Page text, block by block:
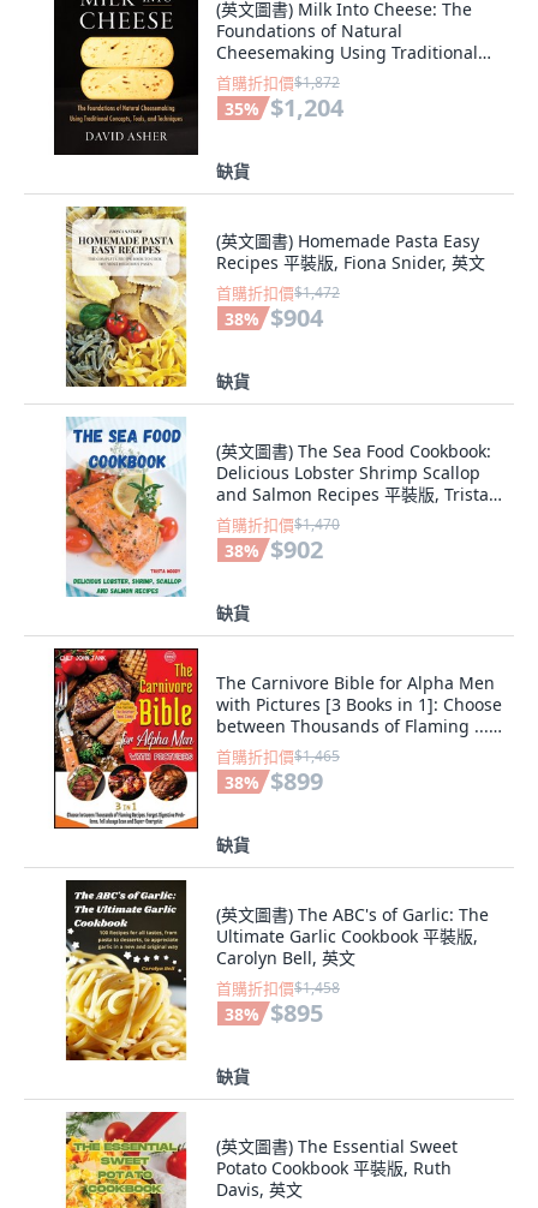
(英文圖書) Milk Into Cheese: The
Foundations of Natural
Cheesemaking Using Traditional
Concepts Tools ... 精裝版, Chelsea
Green Publishing Co..., 英文
首購折扣價$1,872
35% $1,204
缺貨
(英文圖書) Homemade Pasta Easy
Recipes 平裝版, Fiona Snider, 英文
首購折扣價$1,472
38% $904
缺貨
(英文圖書) The Sea Food Cookbook:
Delicious Lobster Shrimp Scallop
and Salmon Recipes 平裝版, Trista
Moody, 英文
首購折扣價$1,470
38% $902
缺貨
The Carnivore Bible for Alpha Men
with Pictures [3 Books in 1]: Choose
between Thousands of Flaming ...
平裝版, Marini Publishing, 英文
首購折扣價$1,465
38% $899
缺貨
(英文圖書) The ABC's of Garlic: The
Ultimate Garlic Cookbook 平裝版,
Carolyn Bell, 英文
首購折扣價$1,458
38% $895
缺貨
(英文圖書) The Essential Sweet
Potato Cookbook 平裝版, Ruth
Davis, 英文